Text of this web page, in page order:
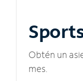
Obtén un
mes.